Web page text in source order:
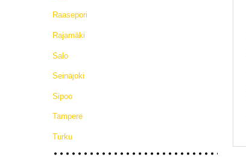
Raasepori
Rajamäki
Salo
Seinäjoki
Sipoo
Tampere
Turku